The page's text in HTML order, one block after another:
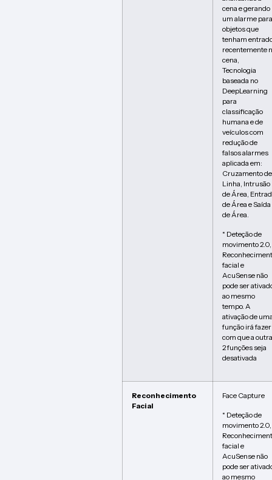
cena e gerando
um alarme para
objetos que
tenham
recentemente
cena,
Tecnologia
baseada no
DeepLearning
para
classificação
humana e de
veículos com
redução de
falsos alarmes
aplicada em:
Cruzamento de
Linha, Intrusão
de Área,
de Área e Saída
de Área.
* Deteção de
movimento 2.0,
facial e
AcuSense não
pode ser
ao mesmo
tempo. A
ativação de
função irá fazer
com que a outra
2 funções seja
desativada
Reconhecimento
Facial
Face Capture
* Deteção de
movimento 2.0,
facial e
AcuSense não
pode ser
ao mesmo